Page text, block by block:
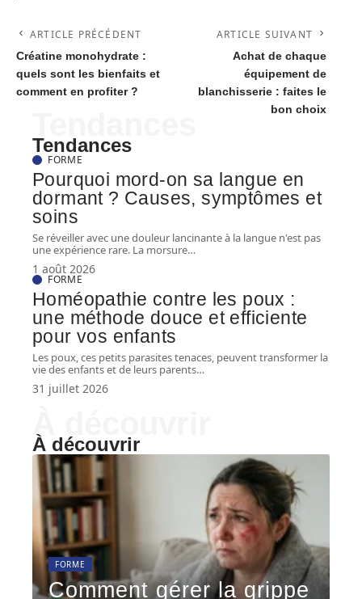
ARTICLE PRÉCÉDENT
Créatine monohydrate :
quels sont les bienfaits et
comment en profiter ?
ARTICLE SUIVANT
Achat de chaque
équipement de
blanchisserie : faites le
bon choix
Tendances
FORME
Pourquoi mord-on sa langue en
dormant ? Causes, symptômes et
soins
Se réveiller avec une douleur lancinante à la langue n'est pas
une expérience rare. La morsure…
1 août 2026
FORME
Homéopathie contre les poux :
une méthode douce et efficiente
pour vos enfants
Les poux, ces petits parasites tenaces, peuvent transformer la
vie des enfants et de leurs parents…
31 juillet 2026
À découvrir
FORME
Comment gérer la grippe